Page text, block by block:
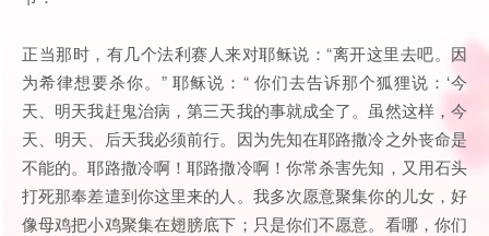
正当那时，有几个法利赛人来对耶稣说：“离开这里去吧。因
为希律想要杀你。” 耶稣说：“ 你们去告诉那个狐狸说：‘今
天、明天我赶鬼治病，第三天我的事就成全了。虽然这样，今
天、明天、后天我必须前行。因为先知在耶路撒冷之外丧命是
不能的。耶路撒冷啊！耶路撒冷啊！你常杀害先知，又用石头
打死那奉差遣到你这里来的人。我多次愿意聚集你的儿女，好
像母鸡把小鸡聚集在翅膀底下；只是你们不愿意。看哪，你们